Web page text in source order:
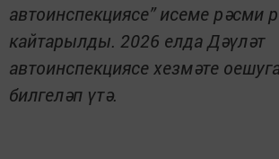
автоинспекциясе” исеме рәсми
кайтарылды. 2026 елда Дәүләт
автоинспекциясе хезмәте
билгеләп үтә.